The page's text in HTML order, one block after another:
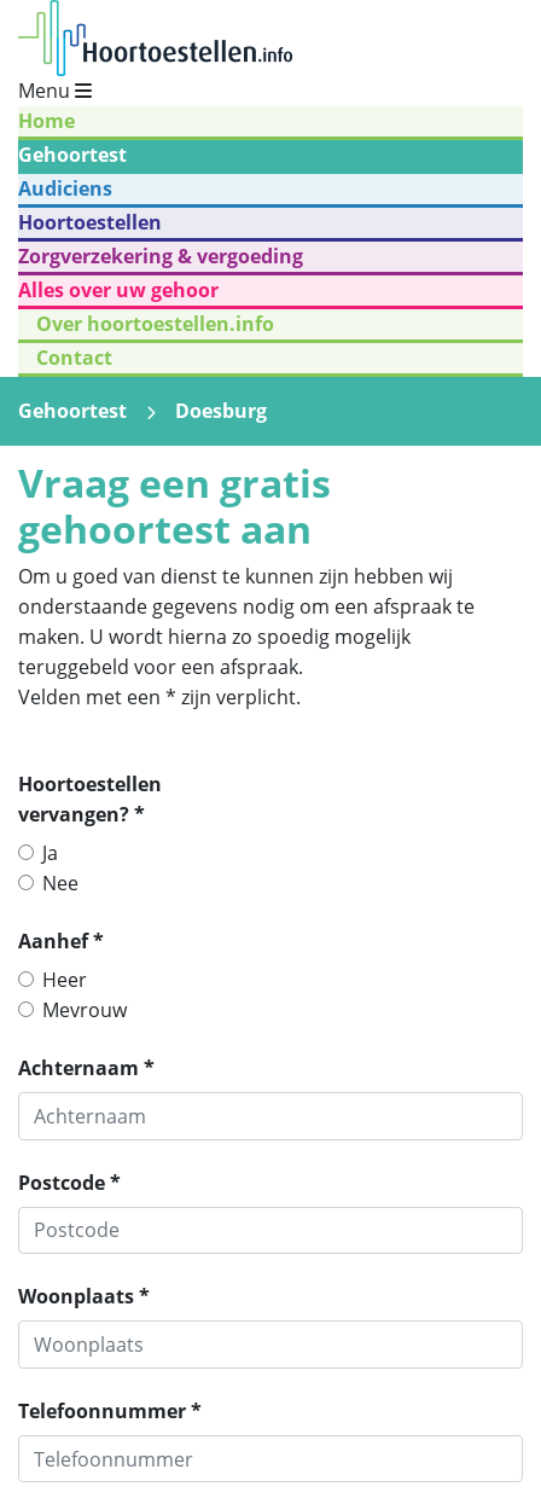
Menu
Home
Gehoortest
Audiciens
Hoortoestellen
Zorgverzekering & vergoeding
Alles over uw gehoor
Over hoortoestellen.info
Contact
Gehoortest
Doesburg
Vraag een gratis
gehoortest aan
Om u goed van dienst te kunnen zijn hebben wij
onderstaande gegevens nodig om een afspraak te
maken. U wordt hierna zo spoedig mogelijk
teruggebeld voor een afspraak.
Velden met een * zijn verplicht.
Hoortoestellen
vervangen? *
Ja
Nee
Aanhef *
Heer
Mevrouw
Achternaam *
Postcode *
Woonplaats *
Telefoonnummer *